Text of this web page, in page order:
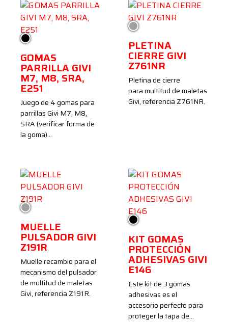
Negro
GOMAS
PARRILLA GIVI
M7, M8, SRA,
E251
Juego de 4 gomas para
parrillas Givi M7, M8,
SRA (verificar forma de
la goma)…
Plata
PLETINA
CIERRE GIVI
Z761NR
Pletina de cierre
para multitud de maletas
Givi, referencia Z761NR.
Plata
MUELLE
PULSADOR GIVI
Z191R
Muelle recambio para el
mecanismo del pulsador
de multitud de maletas
Givi, referencia Z191R.
Negro
KIT GOMAS
PROTECCIÓN
ADHESIVAS GIVI
E146
Este kit de 3 gomas
adhesivas es el
accesorio perfecto para
proteger la tapa de…